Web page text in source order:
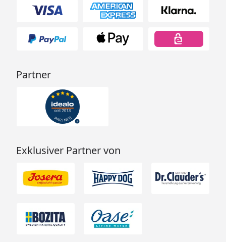
Partner
Exklusiver Partner von